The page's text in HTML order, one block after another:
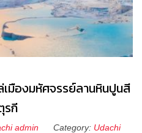
มืองมหัศจรรย์ลานหินปูนสี
รกี
admin Category: Udachi